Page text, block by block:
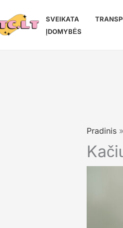
prie
turinio
SVEIKATA
ĮDOMYBĖS
Pradinis